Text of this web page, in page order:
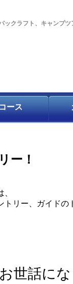
ックラフト、キャンプ
ース
ー！
トリー、ガイドの
世話に